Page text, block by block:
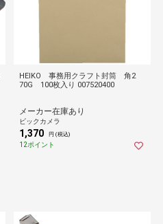
HEIKO 事務用クラフト封筒 角2
70G 100枚入り 007520400
メーカー在庫あり
ビックカメラ
1,370 円 (税込)
12ポイント